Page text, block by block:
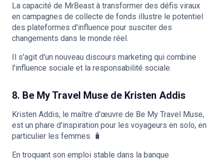
La capacité de MrBeast à transformer des défis viraux
en campagnes de collecte de fonds illustre le potentiel
des plateformes d'influence pour susciter des
changements dans le monde réel.
Il s'agit d'un nouveau discours marketing qui combine
l'influence sociale et la responsabilité sociale.
8. Be My Travel Muse de Kristen Addis
Kristen Addis, le maître d'œuvre de Be My Travel Muse,
est un phare d'inspiration pour les voyageurs en solo, en
particulier les femmes. 🧳
En troquant son emploi stable dans la banque